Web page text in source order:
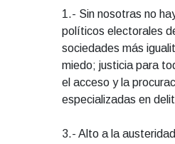
1.- Sin nosotras no
políticos electorales
sociedades más
miedo; justicia para
el acceso y la
especializadas en
3.- Alto a la